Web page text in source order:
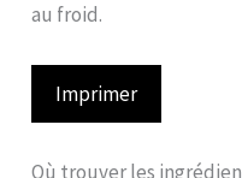
au froid.
Imprimer
Où trouver les